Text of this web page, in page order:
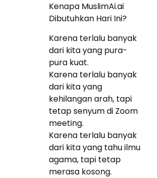
Kenapa MuslimAi.ai
Dibutuhkan Hari Ini?
Karena terlalu banyak
dari kita yang pura-
pura kuat.
Karena terlalu banyak
dari kita yang
kehilangan arah, tapi
tetap senyum di Zoom
meeting.
Karena terlalu banyak
dari kita yang tahu ilmu
agama, tapi tetap
merasa kosong.